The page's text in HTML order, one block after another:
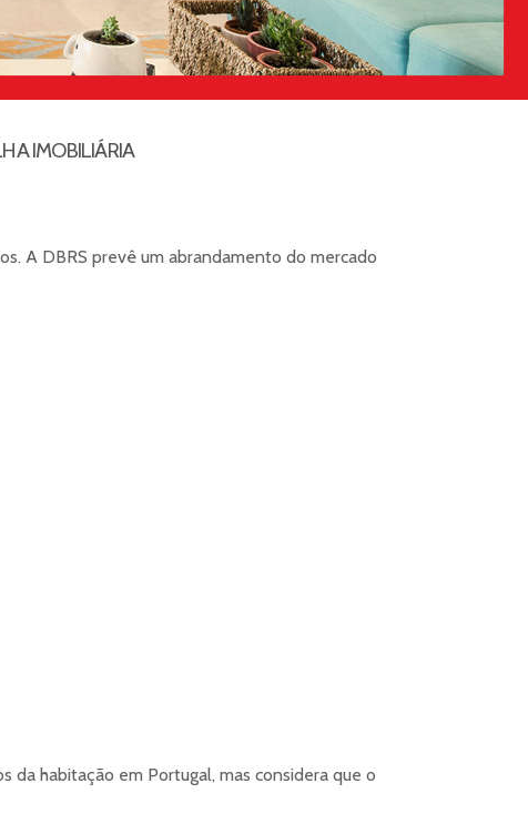
IMOBILIÁRIA
A DBRS prevê um abrandamento do mercado
da habitação em Portugal, mas considera que o